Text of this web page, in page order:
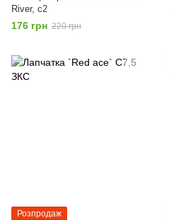
River, с2
176 грн 220 грн
Розпродаж